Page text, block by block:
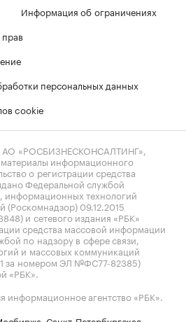
Информация об ограничениях
персональных данных
cookie
«РОСБИЗНЕСКОНСАЛТИНГ»,
информационного
о регистрации средства
Федеральной службой
информационных технологий
(Роскомнадзор) 09.12.2015
и сетевого издания «РБК»
средства массовой информации
по надзору в сфере связи,
и массовых коммуникаций
за номером ЭЛ №ФС77-82385)
«РБК».
информационное агентство «РБК».